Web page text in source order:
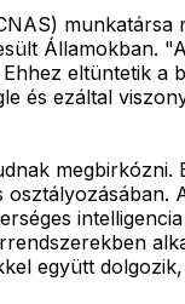
Államokban.
eltüntetik
és ezáltal
megbirkózni.
együtt